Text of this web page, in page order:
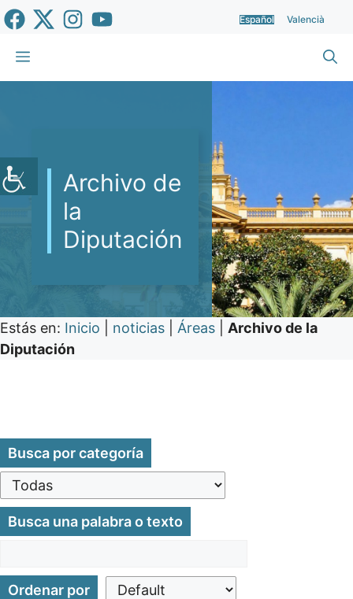
Saltar
al
contenido
Español Valencià
Menú
Archivo de
la
Diputación
Estás en: Inicio noticias Áreas
Archivo de la
Diputación
Busca por categoría
Busca una palabra o texto
Ordenar por